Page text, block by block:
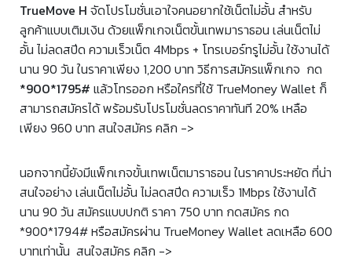
TrueMove H จัดโปรโมชั่นเอาใจคนอยากใช้เน็ตไม่อั้น สำหรับ
ลูกค้าแบบเติมเงิน ด้วยแพ็กเกจเน็ตขั้นเทพมาราธอน เล่นเน็ตไม่
อั้น ไม่ลดสปีด ความเร็วเน็ต 4Mbps + โทรเบอร์ทรูไม่อั้น ใช้งานได้
นาน 90 วัน ในราคาเพียง 1,200 บาท วิธีการสมัครแพ็กเกจ กด
*900*1795# แล้วโทรออก หรือใครที่ใช้ TrueMoney Wallet ก็
สามารถสมัครได้ พร้อมรับโปรโมชั่นลดราคาทันที 20% เหลือ
เพียง 960 บาท สนใจสมัคร คลิก ->
นอกจากนี้ยังมีแพ็กเกจขั้นเทพเน็ตมาราธอน ในราคาประหยัด ที่น่า
สนใจอย่าง เล่นเน็ตไม่อั้น ไม่ลดสปีด ความเร็ว 1Mbps ใช้งานได้
นาน 90 วัน สมัครแบบปกติ ราคา 750 บาท กดสมัคร กด
*900*1794# หรือสมัครผ่าน TrueMoney Wallet ลดเหลือ 600
บาทเท่านั้น สนใจสมัคร คลิก ->